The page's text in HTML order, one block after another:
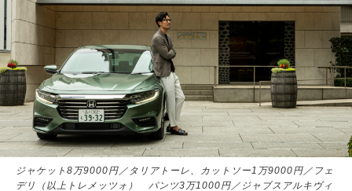
ジャケット8万9000円／タリアトーレ、カットソー1万9000円／フェ
デリ（以上トレメッツォ） パンツ3万1000円／ジャブスアルキヴィ